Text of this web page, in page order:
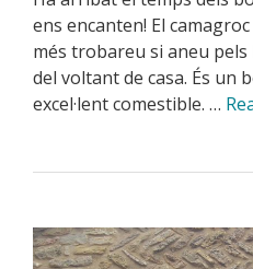
ens encanten! El
més trobareu si aneu pels
del voltant de casa. És un
excel·lent comestible. …